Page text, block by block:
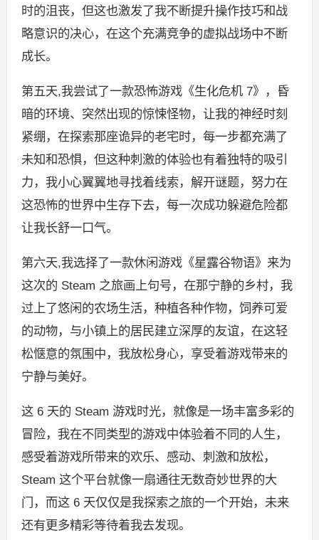
时的沮丧，但这也激发了我不断提升操作技巧和战
略意识的决心，在这个充满竞争的虚拟战场中不断
成长。
第五天,我尝试了一款恐怖游戏《生化危机 7》，昏
暗的环境、突然出现的惊悚怪物，让我的神经时刻
紧绷，在探索那座诡异的老宅时，每一步都充满了
未知和恐惧，但这种刺激的体验也有着独特的吸引
力，我小心翼翼地寻找着线索，解开谜题，努力在
这恐怖的世界中生存下去，每一次成功躲避危险都
让我长舒一口气。
第六天,我选择了一款休闲游戏《星露谷物语》来为
这次的 Steam 之旅画上句号，在那宁静的乡村，我
过上了悠闲的农场生活，种植各种作物，饲养可爱
的动物，与小镇上的居民建立深厚的友谊，在这轻
松惬意的氛围中，我放松身心，享受着游戏带来的
宁静与美好。
这 6 天的 Steam 游戏时光，就像是一场丰富多彩的
冒险，我在不同类型的游戏中体验着不同的人生，
感受着游戏所带来的欢乐、感动、刺激和放松，
Steam 这个平台就像一扇通往无数奇妙世界的大
门，而这 6 天仅仅是我探索之旅的一个开始，未来
还有更多精彩等待着我去发现。